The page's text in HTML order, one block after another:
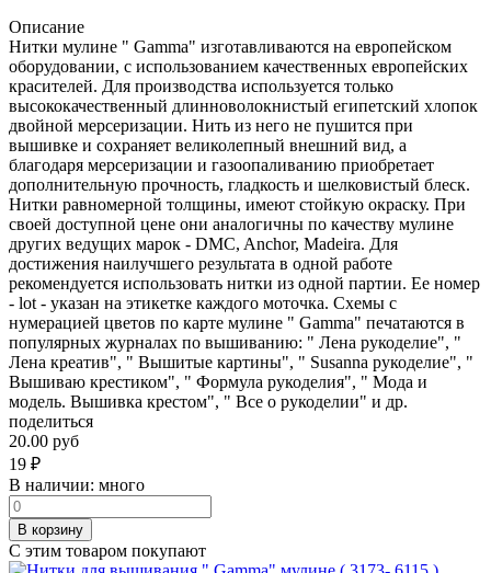
Описание
Нитки мулине " Gamma" изготавливаются на европейском
оборудовании, с использованием качественных европейских
красителей. Для производства используется только
высококачественный длинноволокнистый египетский хлопок
двойной мерсеризации. Нить из него не пушится при
вышивке и сохраняет великолепный внешний вид, а
благодаря мерсеризации и газоопаливанию приобретает
дополнительную прочность, гладкость и шелковистый блеск.
Нитки равномерной толщины, имеют стойкую окраску. При
своей доступной цене они аналогичны по качеству мулине
других ведущих марок - DMC, Anchor, Madeira. Для
достижения наилучшего результата в одной работе
рекомендуется использовать нитки из одной партии. Ее номер
- lot - указан на этикетке каждого моточка. Схемы с
нумерацией цветов по карте мулине " Gamma" печатаются в
популярных журналах по вышиванию: " Лена рукоделие", "
Лена креатив", " Вышитые картины", " Susanna рукоделие", "
Вышиваю крестиком", " Формула рукоделия", " Мода и
модель. Вышивка крестом", " Все о рукоделии" и др.
поделиться
20.00 руб
19 ₽
В наличии: много
В корзину
С этим товаром покупают